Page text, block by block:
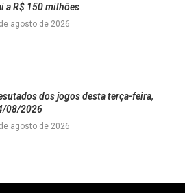
a R$ 150 milhões
agosto de 2026
dos jogos desta terça-feira,
08/2026
agosto de 2026